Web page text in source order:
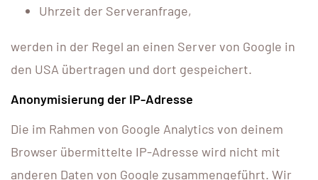
Uhrzeit der Serveranfrage,
werden in der Regel an einen Server von Google in
den USA übertragen und dort gespeichert.
Anonymisierung der IP-Adresse
Die im Rahmen von Google Analytics von deinem
Browser übermittelte IP-Adresse wird nicht mit
anderen Daten von Google zusammengeführt. Wir